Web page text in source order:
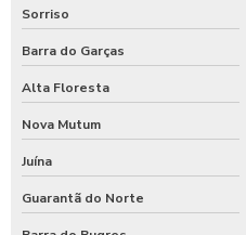
Sorriso
Barra do Garças
Alta Floresta
Nova Mutum
Juína
Guarantã do Norte